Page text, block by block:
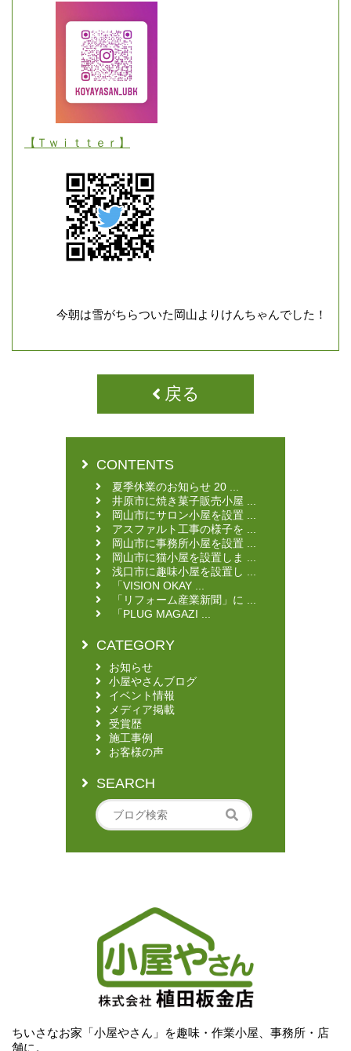
【Ｔｗｉｔｔｅｒ】
今朝は雪がちらついた岡山よりけんちゃんでした！
戻る
CONTENTS
夏季休業のお知らせ 20 ...
井原市に焼き菓子販売小屋 ...
岡山市にサロン小屋を設置 ...
アスファルト工事の様子を ...
岡山市に事務所小屋を設置 ...
岡山市に猫小屋を設置しま ...
浅口市に趣味小屋を設置し ...
「VISION OKAY ...
「リフォーム産業新聞」に ...
「PLUG MAGAZI ...
CATEGORY
お知らせ
小屋やさんブログ
イベント情報
メディア掲載
受賞歴
施工事例
お客様の声
SEARCH
ちいさなお家「小屋やさん」を趣味・作業小屋、事務所・店
舗に。